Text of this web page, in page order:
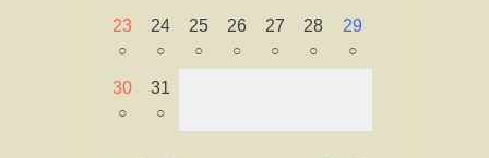
23
○
24
○
25
○
26
○
27
○
28
○
29
○
30
○
31
○